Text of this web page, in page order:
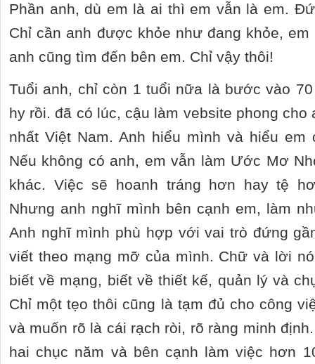
Phần anh, dù em là ai thì em vẫn là em.
Chỉ cần anh được khỏe như đang khỏe,
anh cũng tìm đến bên em. Chỉ vậy thôi!
Tuổi anh, chỉ còn 1 tuổi nữa là bước vào
hy rồi. đã có lúc, cậu làm vebsite phong cho
nhất Việt Nam. Anh hiểu mình và hiểu
Nếu không có anh, em vẫn làm Ước Mơ
khác. Việc sẽ hoanh tráng hơn hay tệ
Nhưng anh nghĩ mình bên cạnh em, làm
Anh nghĩ mình phù hợp với vai trò đứng
viết theo mạng mỡ của mình. Chữ và lời
biết về mạng, biết về thiết kế, quản lý và
Chỉ một tẹo thôi cũng là tạm đủ cho công
và muốn rõ là cái rạch ròi, rõ ràng minh
hai chục năm và bên cạnh làm việc hơn